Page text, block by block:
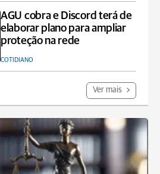
AGU cobra e Discord terá de
elaborar plano para ampliar
proteção na rede
COTIDIANO
Ver mais